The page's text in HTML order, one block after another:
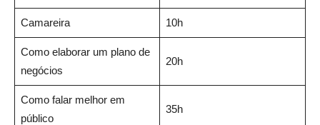
Camareira 10h
Como elaborar um plano de
negócios
20h
Como falar melhor em
público
35h